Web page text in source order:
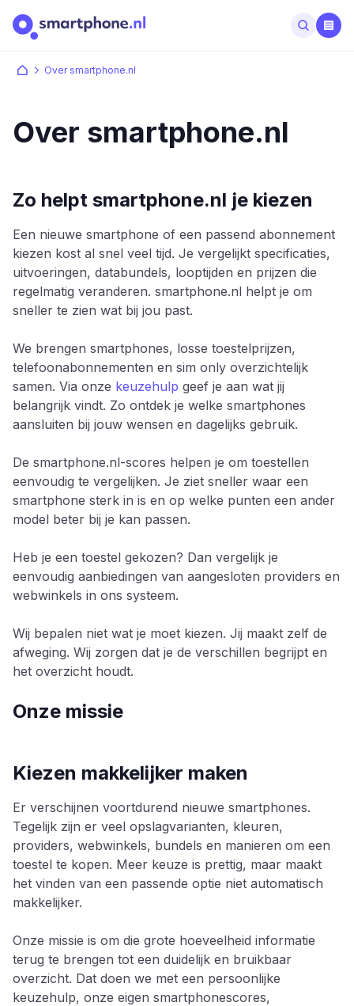
Over smartphone.nl
Over smartphone.nl
Zo helpt smartphone.nl je kiezen
Een nieuwe smartphone of een passend abonnement
kiezen kost al snel veel tijd. Je vergelijkt specificaties,
uitvoeringen, databundels, looptijden en prijzen die
regelmatig veranderen. smartphone.nl helpt je om
sneller te zien wat bij jou past.
We brengen smartphones, losse toestelprijzen,
telefoonabonnementen en sim only overzichtelijk
samen. Via onze keuzehulp geef je aan wat jij
belangrijk vindt. Zo ontdek je welke smartphones
aansluiten bij jouw wensen en dagelijks gebruik.
De smartphone.nl-scores helpen je om toestellen
eenvoudig te vergelijken. Je ziet sneller waar een
smartphone sterk in is en op welke punten een ander
model beter bij je kan passen.
Heb je een toestel gekozen? Dan vergelijk je
eenvoudig aanbiedingen van aangesloten providers en
webwinkels in ons systeem.
Wij bepalen niet wat je moet kiezen. Jij maakt zelf de
afweging. Wij zorgen dat je de verschillen begrijpt en
het overzicht houdt.
Onze missie
Kiezen makkelijker maken
Er verschijnen voortdurend nieuwe smartphones.
Tegelijk zijn er veel opslagvarianten, kleuren,
providers, webwinkels, bundels en manieren om een
toestel te kopen. Meer keuze is prettig, maar maakt
het vinden van een passende optie niet automatisch
makkelijker.
Onze missie is om die grote hoeveelheid informatie
terug te brengen tot een duidelijk en bruikbaar
overzicht. Dat doen we met een persoonlijke
keuzehulp, onze eigen smartphonescores,